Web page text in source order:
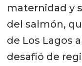
maternidad y
del salmón,
de Los Lagos
desafió de